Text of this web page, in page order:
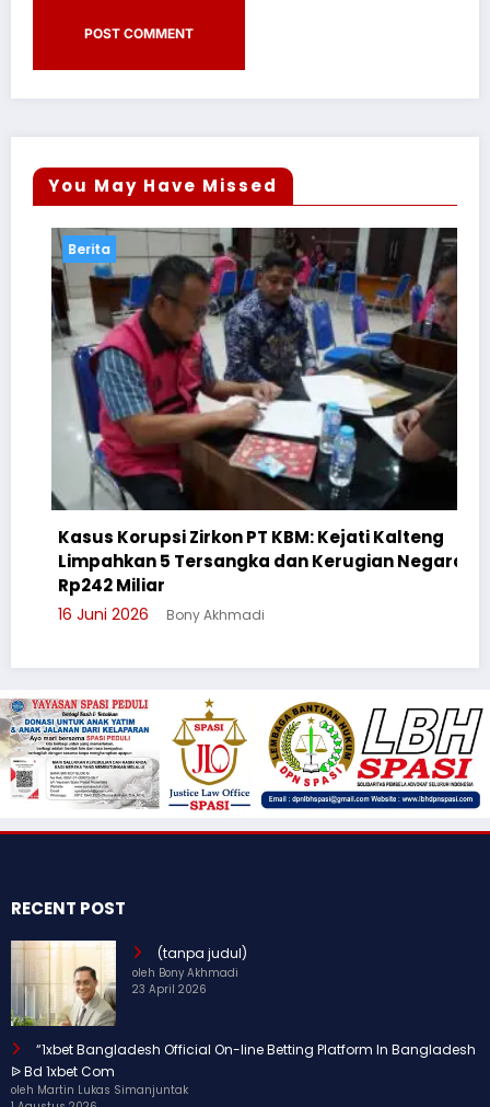
You May Have Missed
Berita
Kasus Korupsi Zirkon PT KBM: Kejati Kalteng
Limpahkan 5 Tersangka dan Kerugian Negara
Rp242 Miliar
16 Juni 2026 Bony Akhmadi
RECENT POST
(tanpa judul)
oleh Bony Akhmadi
23 April 2026
“1xbet Bangladesh Official On-line Betting Platform In Bangladesh
ᐉ Bd 1xbet Com
oleh Martin Lukas Simanjuntak